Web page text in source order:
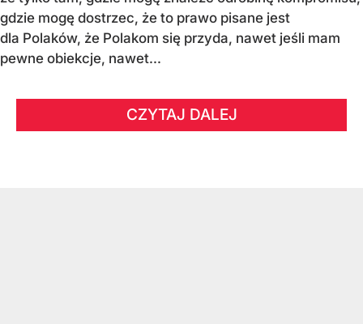
gdzie mogę dostrzec, że to prawo pisane jest
dla Polaków, że Polakom się przyda, nawet jeśli mam
pewne obiekcje, nawet...
CZYTAJ DALEJ